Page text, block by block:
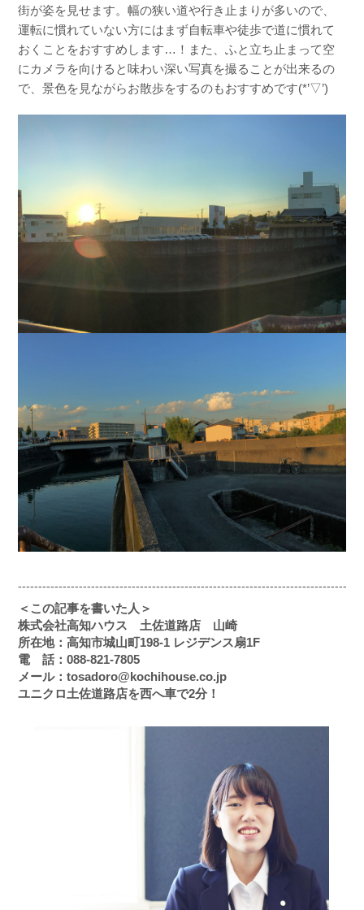
街が姿を見せます。幅の狭い道や行き止まりが多いので、
運転に慣れていない方にはまず自転車や徒歩で道に慣れて
おくことをおすすめします…！また、ふと立ち止まって空
にカメラを向けると味わい深い写真を撮ることが出来るの
で、景色を見ながらお散歩をするのもおすすめです(*’▽’)
＜この記事を書いた人＞
株式会社高知ハウス 土佐道路店 山崎
所在地：高知市城山町198-1 レジデンス扇1F
電 話：088-821-7805
メール：tosadoro@kochihouse.co.jp
ユニクロ土佐道路店を西へ車で2分！